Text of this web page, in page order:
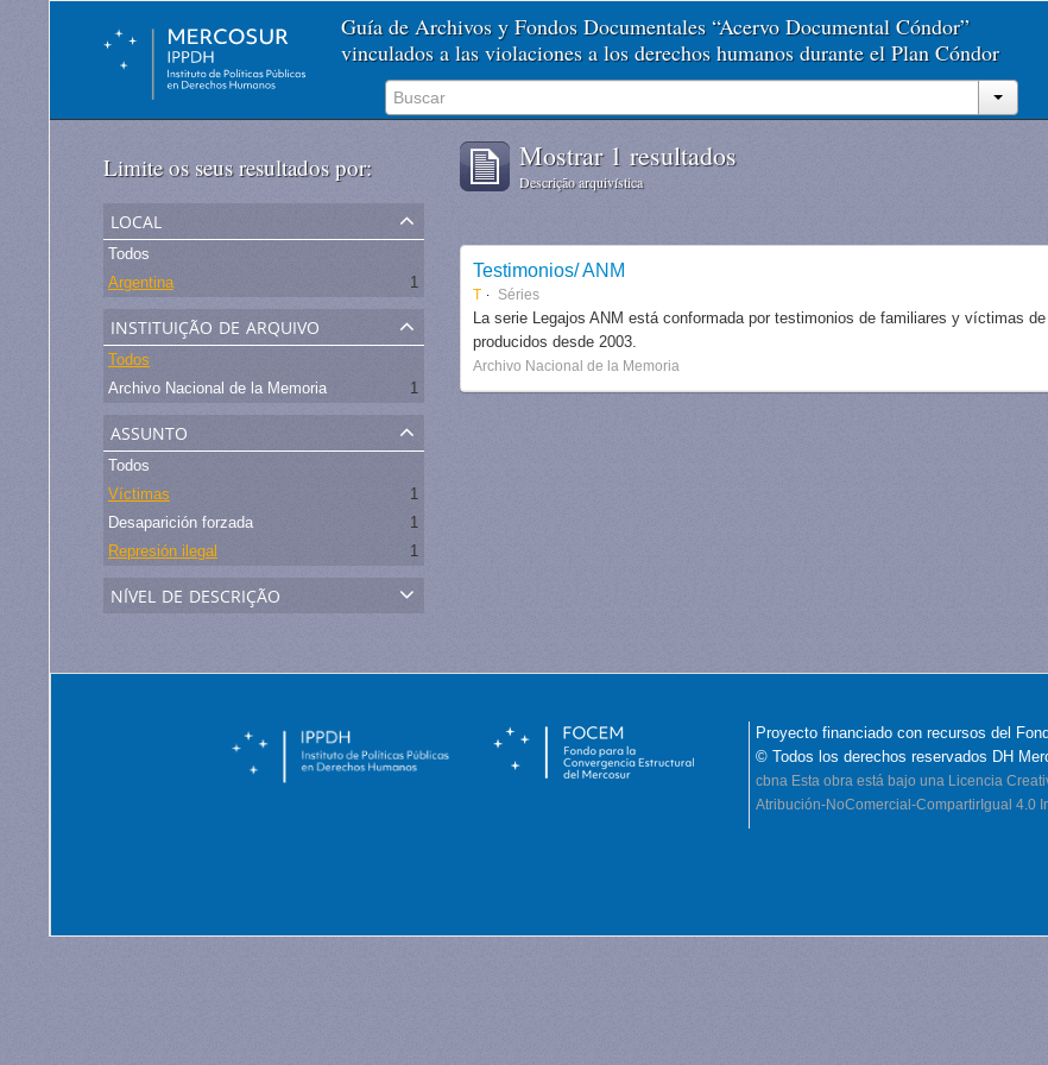
Guía de Archivos y Fondos Documentales “Acervo Documental Cóndor”
vinculados a las violaciones a los derechos humanos durante el Plan Cóndor
Limite os seus resultados por:
local
Todos
Argentina
1
instituição de arquivo
Todos
Archivo Nacional de la Memoria
1
assunto
Todos
Víctimas
1
Desaparición forzada
1
Represión ilegal
1
nível de descrição
Mostrar 1 resultados
Descrição arquivística
Testimonios/ ANM
T Séries
La serie Legajos ANM está conformada por testimonios de familiares y víctimas
producidos desde 2003.
Archivo Nacional de la Memoria
Proyecto financiado con recursos del
© Todos los derechos reservados DH
cbna Esta obra está bajo una Licencia
Atribución-NoComercial-CompartirIgual 4.0